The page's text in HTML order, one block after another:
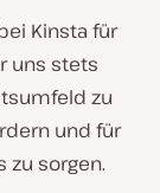
Kinsta für
uns stets
zu
und für
zu sorgen.